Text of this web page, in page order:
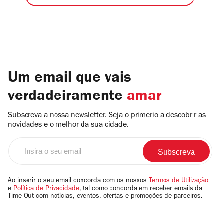
Um email que vais
verdadeiramente amar
Subscreva a nossa newsletter. Seja o primerio a descobrir as
novidades e o melhor da sua cidade.
email
Ao inserir o seu email concorda com os nossos Termos de Utilização
e Política de Privacidade, tal como concorda em receber emails da
Time Out com notícias, eventos, ofertas e promoções de parceiros.